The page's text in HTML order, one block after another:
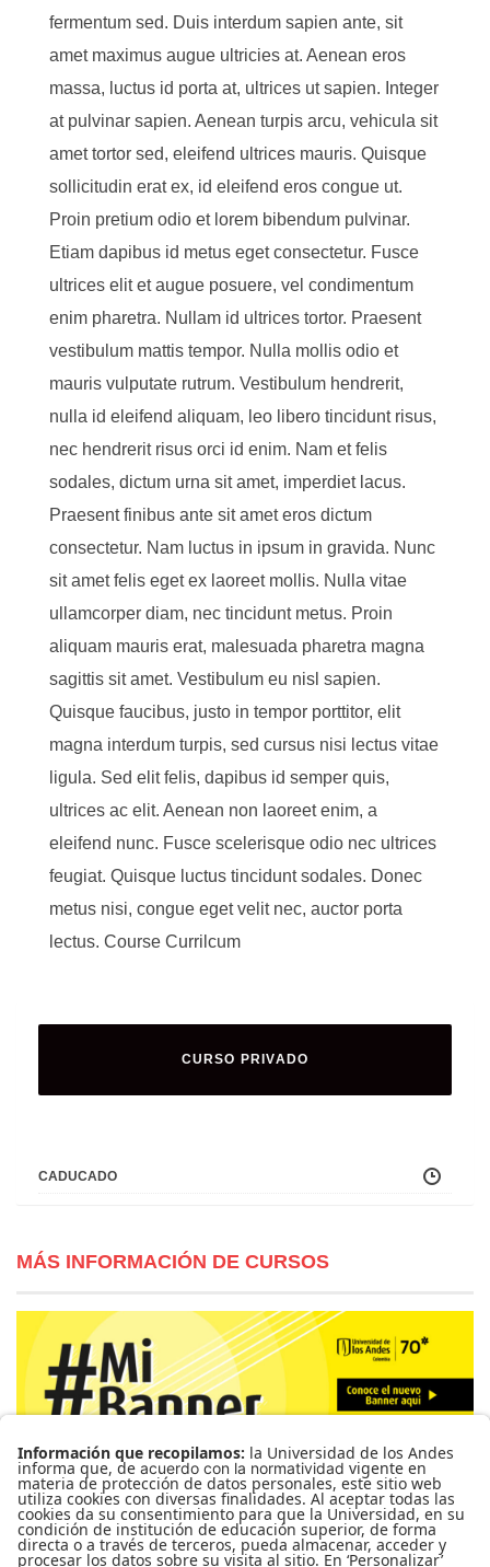
fermentum sed. Duis interdum sapien ante, sit
amet maximus augue ultricies at. Aenean eros
massa, luctus id porta at, ultrices ut sapien. Integer
at pulvinar sapien. Aenean turpis arcu, vehicula sit
amet tortor sed, eleifend ultrices mauris. Quisque
sollicitudin erat ex, id eleifend eros congue ut.
Proin pretium odio et lorem bibendum pulvinar.
Etiam dapibus id metus eget consectetur. Fusce
ultrices elit et augue posuere, vel condimentum
enim pharetra. Nullam id ultrices tortor. Praesent
vestibulum mattis tempor. Nulla mollis odio et
mauris vulputate rutrum. Vestibulum hendrerit,
nulla id eleifend aliquam, leo libero tincidunt risus,
nec hendrerit risus orci id enim. Nam et felis
sodales, dictum urna sit amet, imperdiet lacus.
Praesent finibus ante sit amet eros dictum
consectetur. Nam luctus in ipsum in gravida. Nunc
sit amet felis eget ex laoreet mollis. Nulla vitae
ullamcorper diam, nec tincidunt metus. Proin
aliquam mauris erat, malesuada pharetra magna
sagittis sit amet. Vestibulum eu nisl sapien.
Quisque faucibus, justo in tempor porttitor, elit
magna interdum turpis, sed cursus nisi lectus vitae
ligula. Sed elit felis, dapibus id semper quis,
ultrices ac elit. Aenean non laoreet enim, a
eleifend nunc. Fusce scelerisque odio nec ultrices
feugiat. Quisque luctus tincidunt sodales. Donec
metus nisi, congue eget velit nec, auctor porta
lectus. Course Currilcum
CURSO PRIVADO
CADUCADO
MÁS INFORMACIÓN DE CURSOS
Para más información de cursos, horarios y cupos visite el
Sistema de Información Banner